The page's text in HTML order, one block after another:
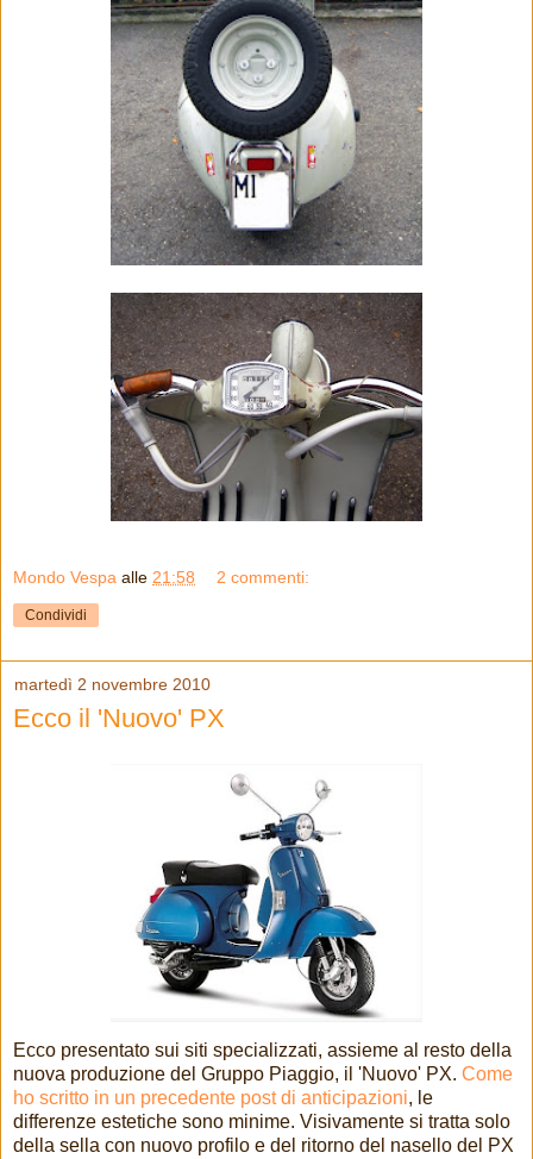
Mondo Vespa alle 21:58 2 commenti:
Condividi
martedì 2 novembre 2010
Ecco il 'Nuovo' PX
Ecco presentato sui siti specializzati, assieme al resto della
nuova produzione del Gruppo Piaggio, il 'Nuovo' PX. Come
ho scritto in un precedente post di anticipazioni, le
differenze estetiche sono minime. Visivamente si tratta solo
della sella con nuovo profilo e del ritorno del nasello del PX